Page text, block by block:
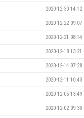
2020-12-30 14:12
2020-12-22 09:07
2020-12-21 08:14
2020-12-18 13:21
2020-12-14 07:28
2020-12-11 10:43
2020-12-05 13:49
2020-12-02 09:30